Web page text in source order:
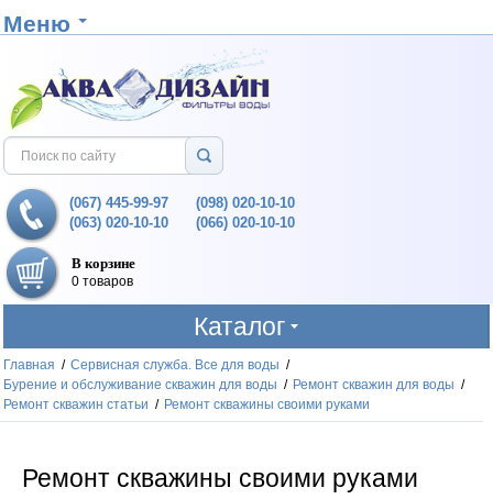
Меню
(067) 445-99-97
(063) 020-10-10
(098) 020-10-10
(066) 020-10-10
В корзине
0 товаров
Каталог
Главная / Сервисная служба. Все для воды /
Бурение и обслуживание скважин для воды / Ремонт скважин для воды /
Ремонт скважин статьи / Ремонт скважины своими руками
Ремонт скважины своими руками